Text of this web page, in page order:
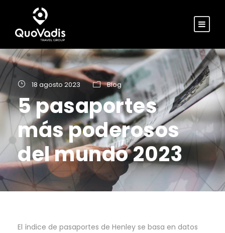
18 agosto 2023 Blog
5 pasaportes
más poderosos
del mundo 2023
El índice de pasaportes de Henley se basa en datos